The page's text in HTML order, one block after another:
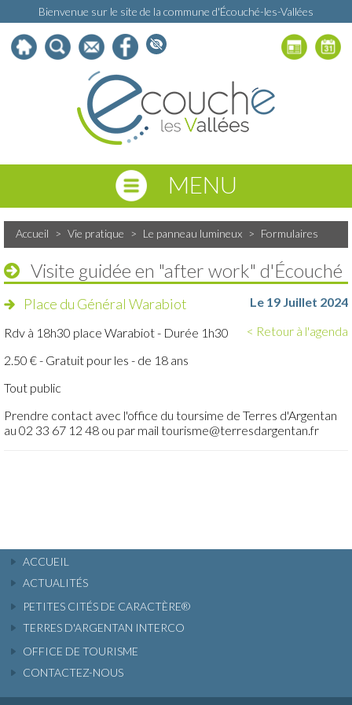
Bienvenue sur le site de la commune d'Écouché-les-Vallées
MENU
Accueil > Vie pratique > Le panneau lumineux > Formulaires
Visite guidée en "after work" d'Écouché
Place du Général Warabiot
Le 19 Juillet 2024
< Retour à l'agenda
Rdv à 18h30 place Warabiot - Durée 1h30
2.50 € - Gratuit pour les - de 18 ans
Tout public
Prendre contact avec l'office du toursime de Terres d'Argentan
au 02 33 67 12 48 ou par mail tourisme@terresdargentan.fr
ACCUEIL
ACTUALITÉS
PETITES CITÉS DE CARACTÈRE®
TERRES D'ARGENTAN INTERCO
OFFICE DE TOURISME
CONTACTEZ-NOUS